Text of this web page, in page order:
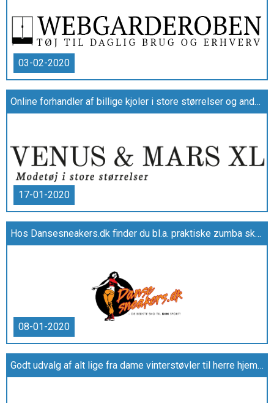
03-02-2020
Online forhandler af billige kjoler i store størrelser og andet flot plus size tøj
17-01-2020
Hos Dansesneakers.dk finder du bl.a. praktiske zumba sko og dansesko fra Rumpf til skarpe priser
08-01-2020
Godt udvalg af alt lige fra dame vinterstøvler til herre hjemmesko hos SKOWOLTER